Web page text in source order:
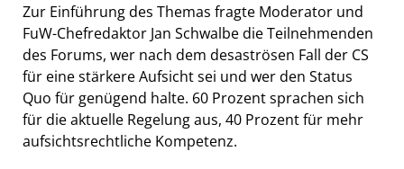
Zur Einführung des Themas fragte Moderator und
FuW-Chefredaktor Jan Schwalbe die Teilnehmenden
des Forums, wer nach dem desaströsen Fall der CS
für eine stärkere Aufsicht sei und wer den Status
Quo für genügend halte. 60 Prozent sprachen sich
für die aktuelle Regelung aus, 40 Prozent für mehr
aufsichtsrechtliche Kompetenz.